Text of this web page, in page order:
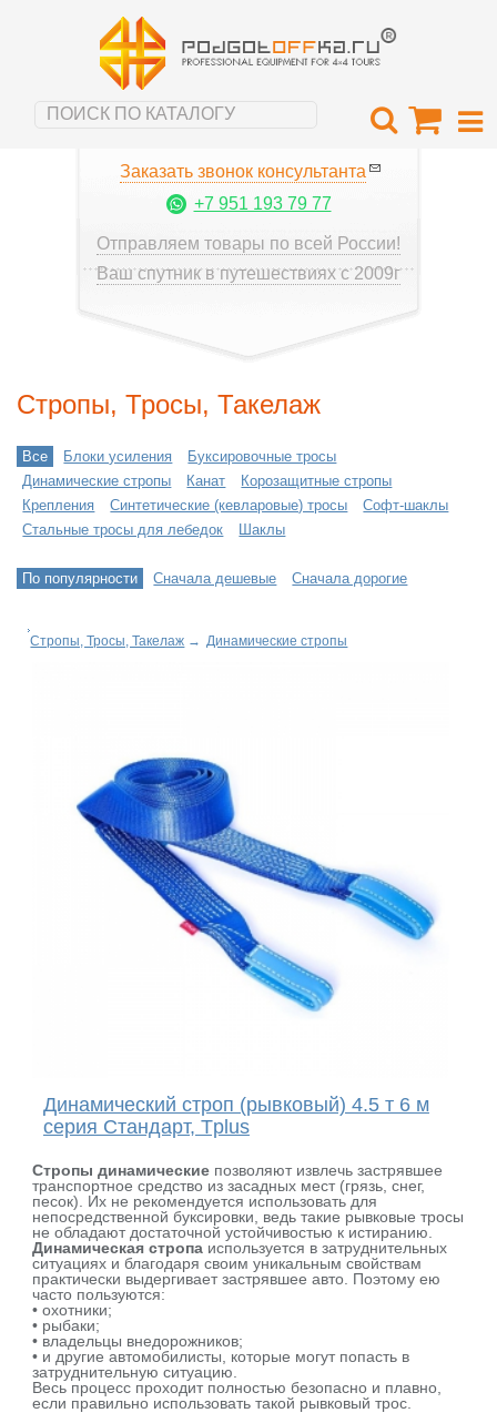
Заказать звонок консультанта
+7 951 193 79 77
Отправляем товары по всей России!
Ваш спутник в путешествиях с 2009г
Стропы, Тросы, Такелаж
Все Блоки усиления
Буксировочные тросы
Динамические стропы
Канат
Корозащитные стропы
Крепления
Синтетические (кевларовые) тросы
Софт-шаклы
Стальные тросы для лебедок
Шаклы
По популярности Сначала дешевые Сначала дорогие
Стропы, Тросы, Такелаж → Динамические стропы
Динамический строп (рывковый) 4.5 т 6 м
серия Стандарт, Tplus
Стропы динамические позволяют извлечь застрявшее
транспортное средство из засадных мест (грязь, снег,
песок). Их не рекомендуется использовать для
непосредственной буксировки, ведь такие рывковые тросы
не обладают достаточной устойчивостью к истиранию.
Динамическая стропа используется в затруднительных
ситуациях и благодаря своим уникальным свойствам
практически выдергивает застрявшее авто. Поэтому ею
часто пользуются:
• охотники;
• рыбаки;
• владельцы внедорожников;
• и другие автомобилисты, которые могут попасть в
затруднительную ситуацию.
Весь процесс проходит полностью безопасно и плавно,
если правильно использовать такой рывковый трос.